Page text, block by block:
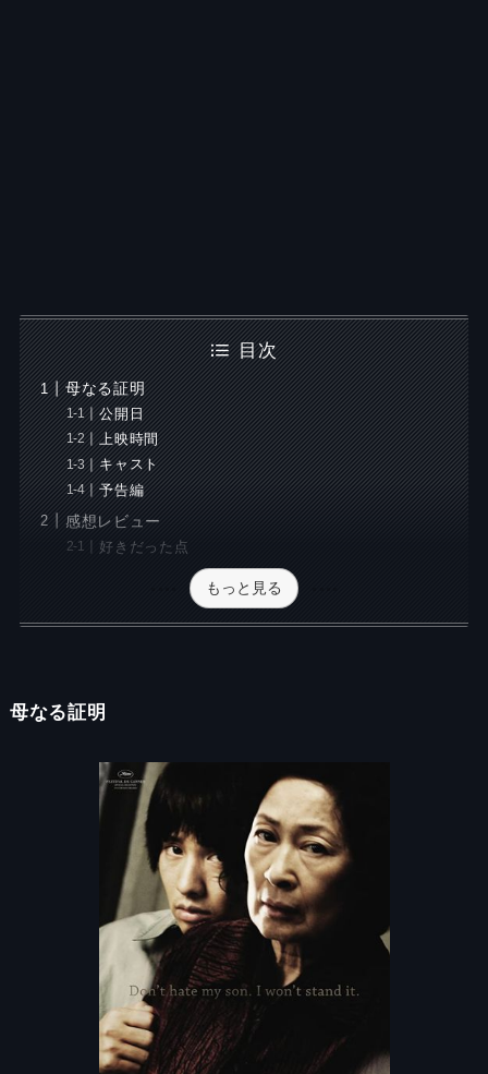
目次
母なる証明
公開日
上映時間
キャスト
予告編
感想レビュー
好きだった点
もっと見る
母なる証明